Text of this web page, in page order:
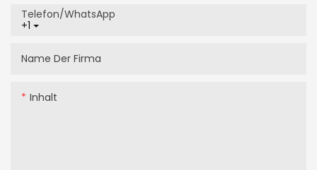
+1
Telefon/WhatsApp
Name Der Firma
Inhalt